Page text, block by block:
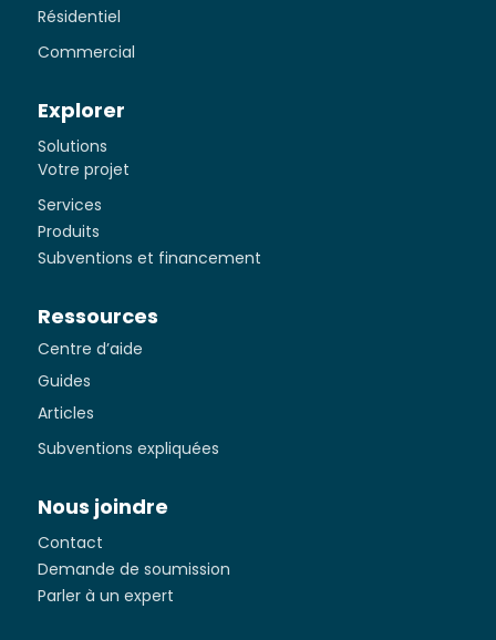
Résidentiel
Commercial
Explorer
Solutions
Votre projet
Services
Produits
Subventions et financement
Ressources
Centre d’aide
Guides
Articles
Subventions expliquées
Nous joindre
Contact
Demande de soumission
Parler à un expert